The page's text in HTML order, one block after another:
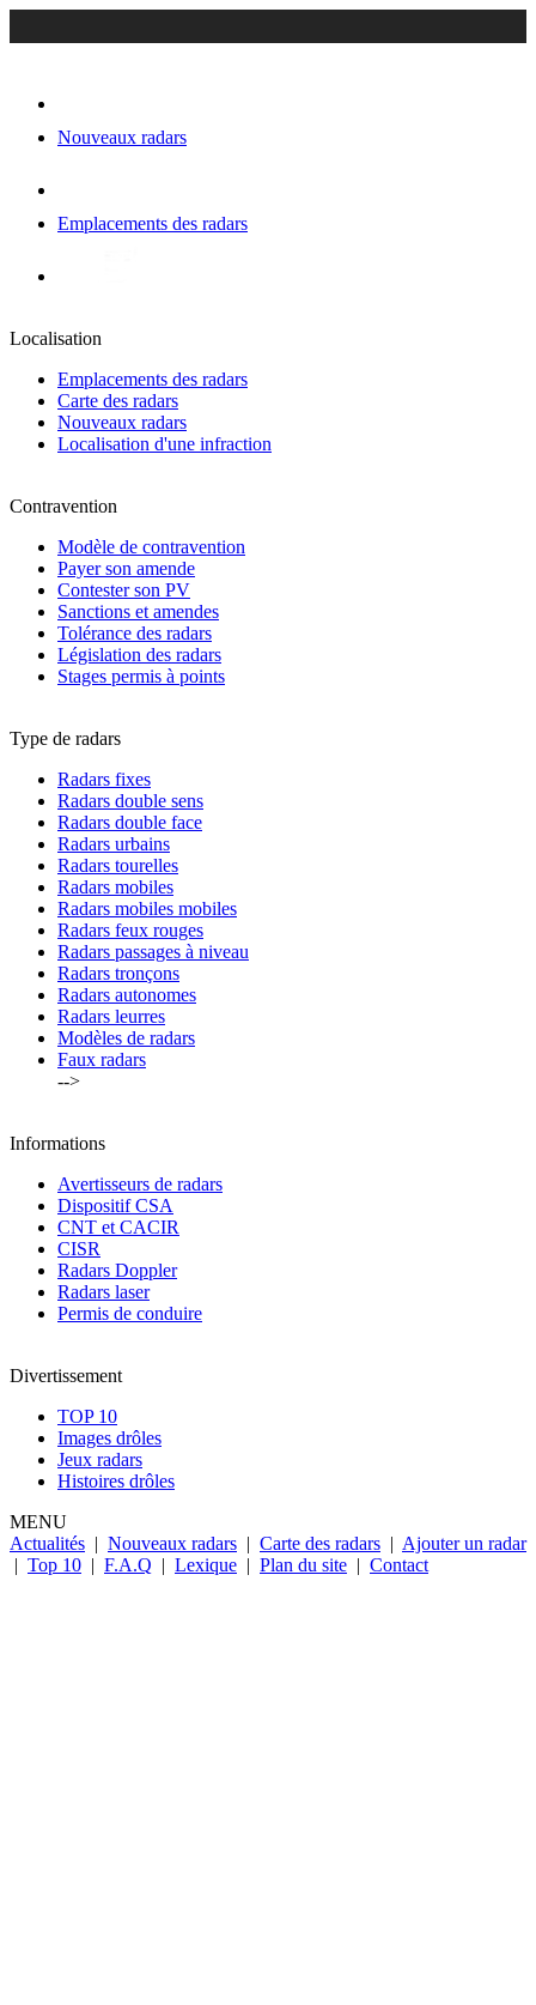
Nouveaux radars
Emplacements des radars
Localisation
Emplacements des radars
Carte des radars
Nouveaux radars
Localisation d'une infraction
Contravention
Modèle de contravention
Payer son amende
Contester son PV
Sanctions et amendes
Tolérance des radars
Législation des radars
Stages permis à points
Type de radars
Radars fixes
Radars double sens
Radars double face
Radars urbains
Radars tourelles
Radars mobiles
Radars mobiles mobiles
Radars feux rouges
Radars passages à niveau
Radars tronçons
Radars autonomes
Radars leurres
Modèles de radars
Faux radars
-->
Informations
Avertisseurs de radars
Dispositif CSA
CNT et CACIR
CISR
Radars Doppler
Radars laser
Permis de conduire
Divertissement
TOP 10
Images drôles
Jeux radars
Histoires drôles
MENU
Actualités | Nouveaux radars | Carte des radars | Ajouter un radar
| Top 10 | F.A.Q | Lexique | Plan du site | Contact